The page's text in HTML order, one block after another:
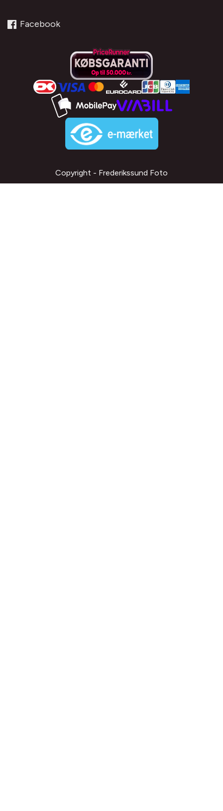
Facebook
Copyright - Frederikssund Foto